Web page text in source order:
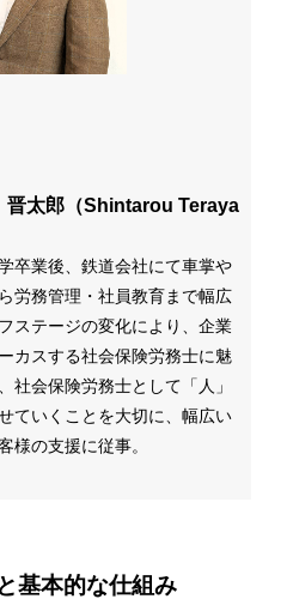
太郎（Shintarou Teraya
卒業後、鉄道会社にて車掌や
労務管理・社員教育まで幅広
ステージの変化により、企業
カスする社会保険労務士に魅
社会保険労務士として 「人」
ていくことを大切に、幅広い
様の支援に従事。
基本的な仕組み